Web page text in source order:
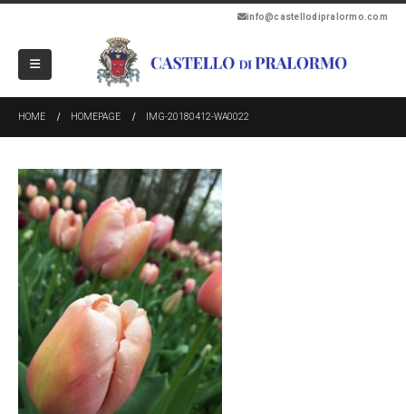
info@castellodipralormo.com
HOME HOMEPAGE IMG-20180412-WA0022